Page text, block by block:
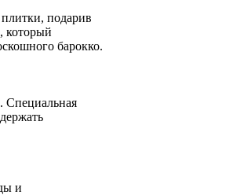
подарив
который
барокко.
Специальная
и